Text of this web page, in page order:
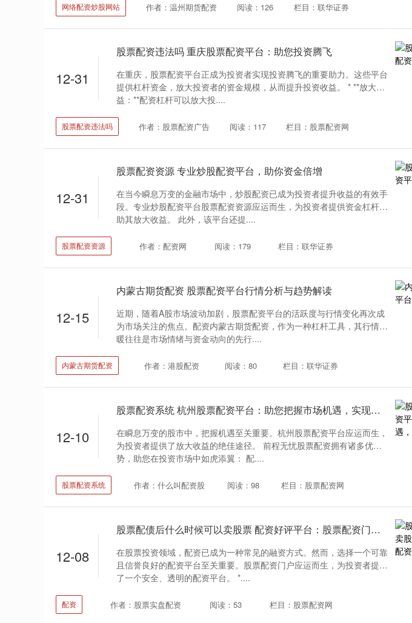
网络配资炒股网站 作者：温州期货配资 阅读：126 栏目：联华证券
12-31
股票配资违法吗 重庆股票配资平台：助您投资腾飞
在重庆，股票配资平台正成为投资者实现投资腾飞的重要助力。这些平台
提供杠杆资金，放大投资者的资金规模，从而提升投资收益。 * **放大收
益：**配资杠杆可以放大投....
股票配资违法吗 作者：股票配资广告 阅读：117 栏目：股票配资网
12-31
股票配资资源 专业炒股配资平台，助你资金倍增
在当今瞬息万变的金融市场中，炒股配资已成为投资者提升收益的有效手
段。专业炒股配资平台股票配资资源应运而生，为投资者提供资金杠杆，
助其放大收益。 此外，该平台还提....
股票配资资源 作者：配资网 阅读：179 栏目：联华证券
12-15
内蒙古期货配资 股票配资平台行情分析与趋势解读
近期，随着A股市场波动加剧，股票配资平台的活跃度与行情变化再次成
为市场关注的焦点。配资内蒙古期货配资，作为一种杠杆工具，其行情冷
暖往往是市场情绪与资金动向的先行....
内蒙古期货配资 作者：港股配资 阅读：80 栏目：联华证券
12-10
股票配资系统 杭州股票配资平台：助您把握市场机遇，实现财富增值
在瞬息万变的股市中，把握机遇至关重要。杭州股票配资平台应运而生，
为投资者提供了放大收益的绝佳途径。 前程无忧股票配资拥有诸多优
势，助您在投资市场中如虎添翼： 配....
股票配资系统 作者：什么叫配资股 阅读：98 栏目：股票配资网
12-08
股票配债后什么时候可以卖股票 配资好评平台：股票配资门户，助您投资无忧
在股票投资领域，配资已成为一种常见的融资方式。然而，选择一个可靠
且信誉良好的配资平台至关重要。股票配资门户应运而生，为投资者提供
了一个安全、透明的配资平台。 *....
配资 作者：股票实盘配资 阅读：53 栏目：股票配资网